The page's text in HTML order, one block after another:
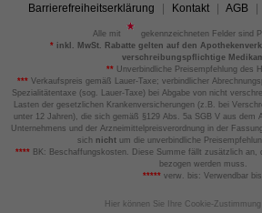
Barrierefreiheitserklärung Kontakt AGB
Alle mit
gekennzeichneten Felder sind
*inkl. MwSt. Rabatte gelten auf den
verschreibungspflichtige
** Unverbindliche Preisempfehlung des
*** Verkaufspreis gemäß Lauer-Taxe; verbindlicher
Spezialitätentaxe (sog. Lauer-Taxe) bei Abgabe von nicht
Lasten der gesetzlichen Krankenversicherungen (z.B. bei
unter 12 Jahren), die sich gemäß §129 Abs. 5a SGB V aus dem
Unternehmens und der Arzneimittelpreisverordnung in der
sich nicht um die unverbindliche
****BK: Beschaffungskosten. Diese Summe fällt zusätzlich an,
bezogen werden muss.
*****verw. bis: Verwendbar
Hier können Sie Ihre Cookie-